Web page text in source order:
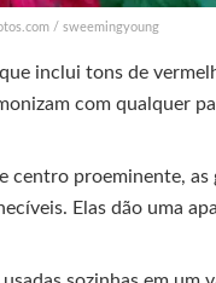
/ sweemingyoung
inclui tons de
com qualquer
centro proeminente,
Elas dão uma